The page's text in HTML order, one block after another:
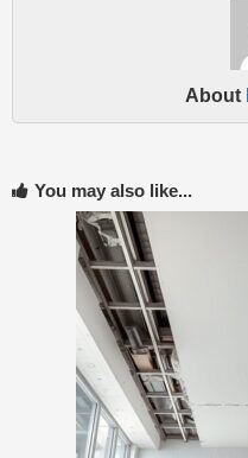
About
You may also like...